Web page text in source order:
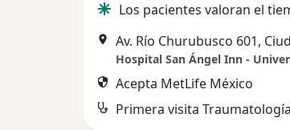
Los pacientes valoran el
Acepta MetLife México
Primera visita Traumatología